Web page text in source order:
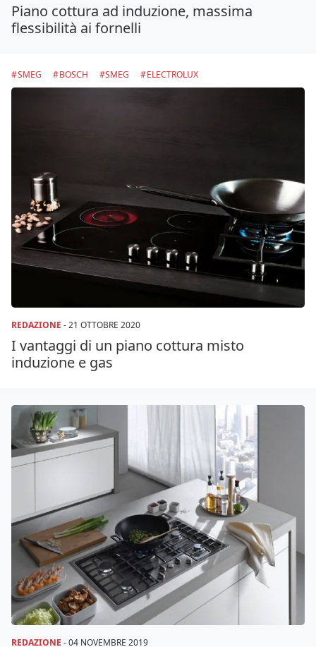
Piano cottura ad induzione, massima
flessibilità ai fornelli
SMEG BOSCH SMEG ELECTROLUX
REDAZIONE -21 OTTOBRE 2020
I vantaggi di un piano cottura misto
induzione e gas
REDAZIONE -04 NOVEMBRE 2019